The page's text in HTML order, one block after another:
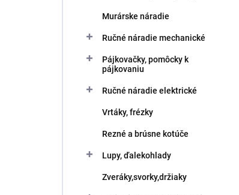
Murárske náradie
Ručné náradie mechanické
Pájkovačky, pomôcky k
pájkovaniu
Ručné náradie elektrické
Vrtáky, frézky
Rezné a brúsne kotúče
Lupy, ďalekohlady
Zveráky,svorky,držiaky